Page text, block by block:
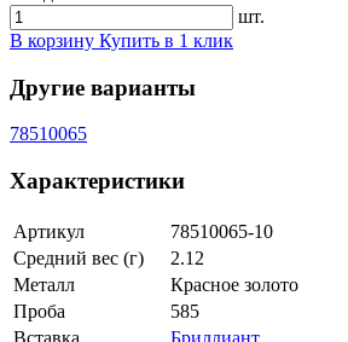
шт.
В корзину Купить в 1 клик
Другие варианты
78510065
Характеристики
Артикул
78510065-10
Средний вес (г)
2.12
Металл
Красное золото
Проба
585
Вставка
Бриллиант